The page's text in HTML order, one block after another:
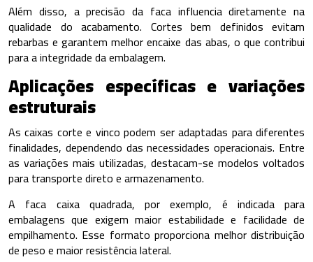
Além disso, a precisão da faca influencia diretamente na
qualidade do acabamento. Cortes bem definidos evitam
rebarbas e garantem melhor encaixe das abas, o que contribui
para a integridade da embalagem.
Aplicações específicas e variações
estruturais
As caixas corte e vinco podem ser adaptadas para diferentes
finalidades, dependendo das necessidades operacionais. Entre
as variações mais utilizadas, destacam-se modelos voltados
para transporte direto e armazenamento.
A faca caixa quadrada, por exemplo, é indicada para
embalagens que exigem maior estabilidade e facilidade de
empilhamento. Esse formato proporciona melhor distribuição
de peso e maior resistência lateral.